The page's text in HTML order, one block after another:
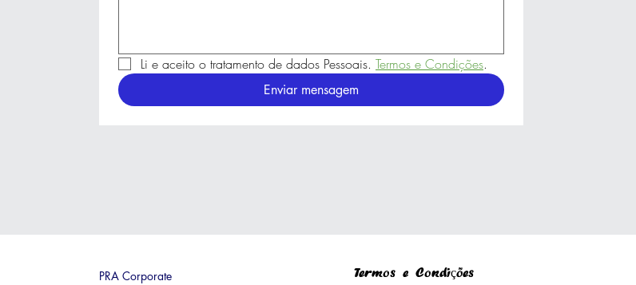
Li e aceito o tratamento de dados Pessoais. Termos e Condições.
Enviar mensagem
PRA Corporate
Termos e Condições